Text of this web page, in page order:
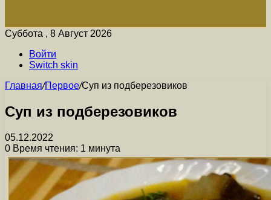
Суббота , 8 Август 2026
Войти
Switch skin
Главная/Первое/Суп из подберезовиков
Суп из подберезовиков
05.12.2022
0 Время чтения: 1 минута